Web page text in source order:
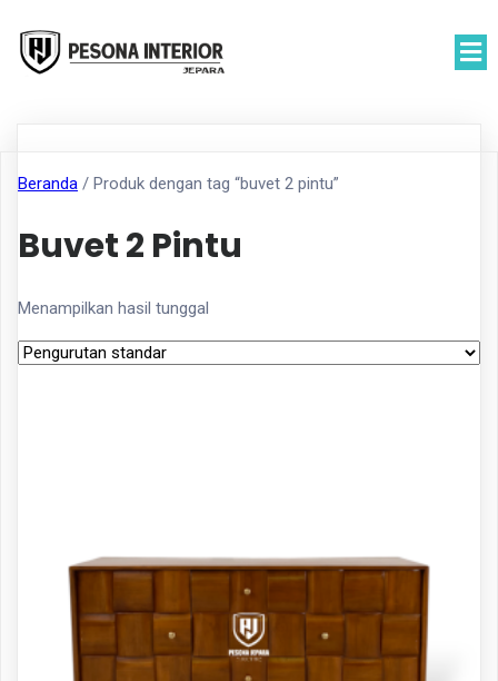
Beranda / Produk dengan tag “buvet 2 pintu”
Buvet 2 Pintu
Menampilkan hasil tunggal